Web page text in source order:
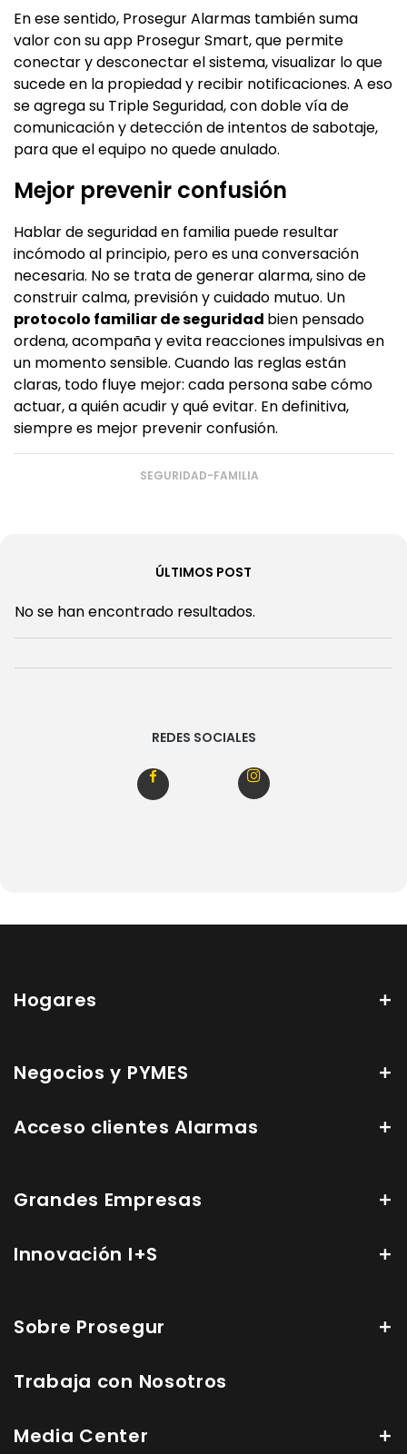
En ese sentido, Prosegur Alarmas también suma
valor con su app Prosegur Smart, que permite
conectar y desconectar el sistema, visualizar lo que
sucede en la propiedad y recibir notificaciones. A eso
se agrega su Triple Seguridad, con doble vía de
comunicación y detección de intentos de sabotaje,
para que el equipo no quede anulado.
Mejor prevenir confusión
Hablar de seguridad en familia puede resultar
incómodo al principio, pero es una conversación
necesaria. No se trata de generar alarma, sino de
construir calma, previsión y cuidado mutuo. Un
protocolo familiar de seguridad bien pensado
ordena, acompaña y evita reacciones impulsivas en
un momento sensible. Cuando las reglas están
claras, todo fluye mejor: cada persona sabe cómo
actuar, a quién acudir y qué evitar. En definitiva,
siempre es mejor prevenir confusión.
SEGURIDAD-FAMILIA
ÚLTIMOS POST
No se han encontrado resultados.
REDES SOCIALES
Hogares
Negocios y PYMES
Acceso clientes Alarmas
Grandes Empresas
Innovación I+S
Sobre Prosegur
Trabaja con Nosotros
Media Center